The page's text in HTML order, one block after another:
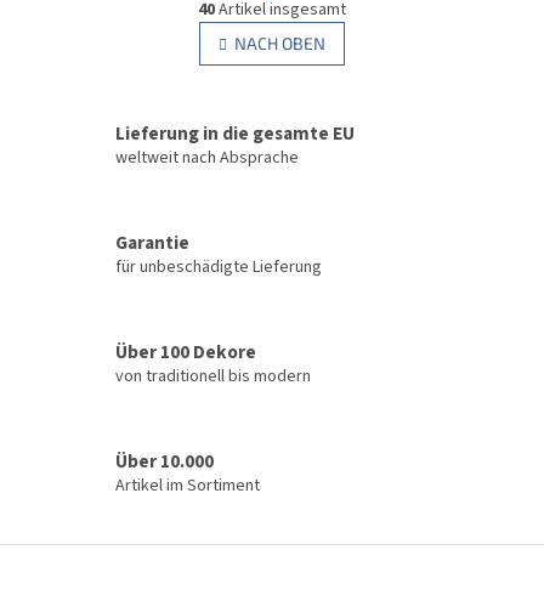
t
e
u
e
l
t
r
L
g
i
n
i
u
n
g
40Artikel insgesamt
NACH OBEN
Lieferung in die gesamte EU
weltweit nach Absprache
Garantie
für unbeschädigte Lieferung
Über 100 Dekore
von traditionell bis modern
Über 10.000
Artikel im Sortiment